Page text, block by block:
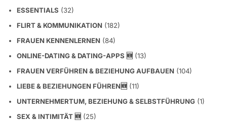
ESSENTIALS (32)
FLIRT & KOMMUNIKATION (182)
FRAUEN KENNENLERNEN (84)
ONLINE-DATING & DATING-APPS 🆕 (13)
FRAUEN VERFÜHREN & BEZIEHUNG AUFBAUEN (104)
LIEBE & BEZIEHUNGEN FÜHREN🆕 (11)
UNTERNEHMERTUM, BEZIEHUNG & SELBSTFÜHRUNG (1)
SEX & INTIMITÄT 🆕 (25)